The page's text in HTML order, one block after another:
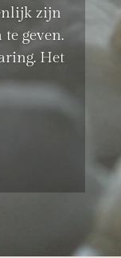
zijn
geven.
Het